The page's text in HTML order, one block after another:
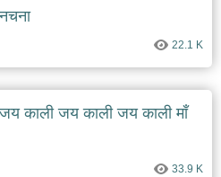
नचना
22.1 K
जय काली जय काली जय काली माँ
33.9 K